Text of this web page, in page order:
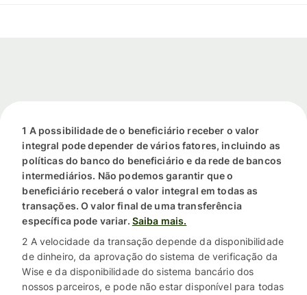
1 A possibilidade de o beneficiário receber o valor
integral pode depender de vários fatores, incluindo as
políticas do banco do beneficiário e da rede de bancos
intermediários. Não podemos garantir que o
beneficiário receberá o valor integral em todas as
transações. O valor final de uma transferência
específica pode variar. Saiba mais.
2 A velocidade da transação depende da disponibilidade
de dinheiro, da aprovação do sistema de verificação da
Wise e da disponibilidade do sistema bancário dos
nossos parceiros, e pode não estar disponível para todas